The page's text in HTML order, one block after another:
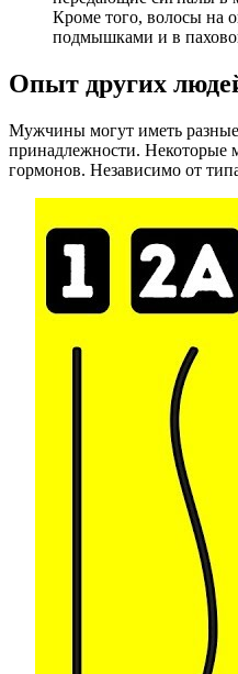
Кроме того, волосы на
подмышками и в
Опыт других
Мужчины могут иметь разные
принадлежности. Некоторые
гормонов. Независимо от